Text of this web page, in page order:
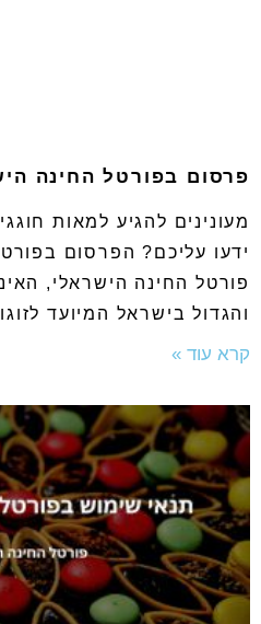
פרסום בפורטל החינה
מעונינים להגיע למאות
ידעו עליכם? הפרסום
פורטל החינה הישראלי,
והגדול בישראל המיועד
קרא עוד »